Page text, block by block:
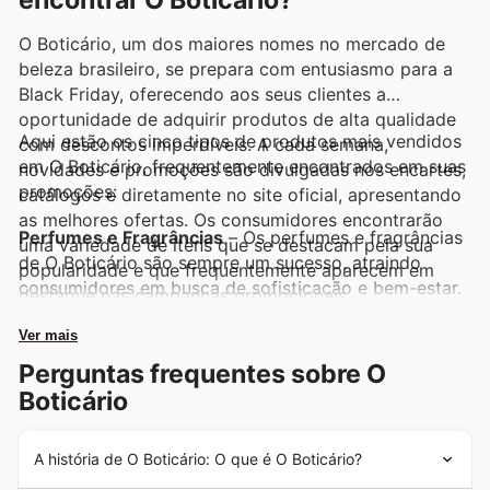
O Boticário, um dos maiores nomes no mercado de
beleza brasileiro, se prepara com entusiasmo para a
Black Friday, oferecendo aos seus clientes a
oportunidade de adquirir produtos de alta qualidade
com descontos imperdíveis. A cada semana,
novidades e promoções são divulgadas nos encartes,
catálogos e diretamente no site oficial, apresentando
as melhores ofertas. Os consumidores encontrarão
uma variedade de itens que se destacam pela sua
popularidade e que frequentemente aparecem em
destaque nas campanhas promocionais.
Aqui estão os cinco tipos de produtos mais vendidos
em O Boticário, frequentemente encontrados em suas
promoções:
Perfumes e Fragrâncias– Os perfumes e fragrâncias
de O Boticário são sempre um sucesso, atraindo
consumidores em busca de sofisticação e bem-estar.
incluídos nas O Boticário Black Friday sales e
aparecem em destaque nas O Boticário offers,
tornando-se itens cobiçados durante o período de
grandes descontos.
Kits de Presente– Os kits de presente de O Boticário
são perfeitos para presentear em qualquer ocasião,
Ver mais
Perguntas frequentes sobre O
Boticário
A história de O Boticário: O que é O Boticário?